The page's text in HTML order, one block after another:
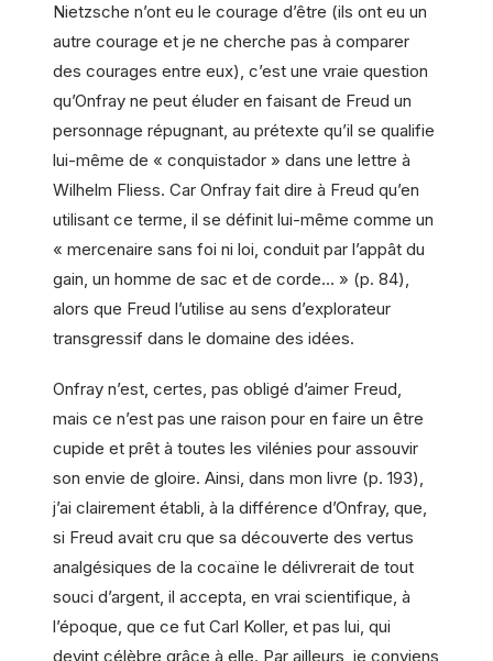
Nietzsche n’ont eu le courage d’être (ils ont eu un
autre courage et je ne cherche pas à comparer
des courages entre eux), c’est une vraie question
qu’Onfray ne peut éluder en faisant de Freud un
personnage répugnant, au prétexte qu’il se qualifie
lui-même de « conquistador » dans une lettre à
Wilhelm Fliess. Car Onfray fait dire à Freud qu’en
utilisant ce terme, il se définit lui-même comme un
« mercenaire sans foi ni loi, conduit par l’appât du
gain, un homme de sac et de corde… » (p. 84),
alors que Freud l’utilise au sens d’explorateur
transgressif dans le domaine des idées.
Onfray n’est, certes, pas obligé d’aimer Freud,
mais ce n’est pas une raison pour en faire un être
cupide et prêt à toutes les vilénies pour assouvir
son envie de gloire. Ainsi, dans mon livre (p. 193),
j’ai clairement établi, à la différence d’Onfray, que,
si Freud avait cru que sa découverte des vertus
analgésiques de la cocaïne le délivrerait de tout
souci d’argent, il accepta, en vrai scientifique, à
l’époque, que ce fut Carl Koller, et pas lui, qui
devint célèbre grâce à elle. Par ailleurs, je conviens